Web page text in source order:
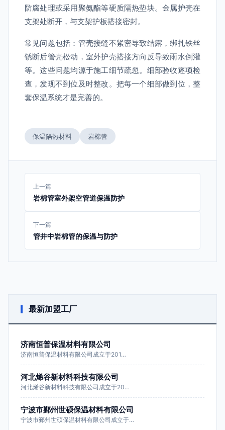
防腐处理或采用聚氨酯等硬质隔热垫块。金属护壳在
支架处断开，与支架护板搭接密封。
常见问题包括：管壳接缝不紧密导致结露，绑扎铁丝
锈断后管壳松动，室外护壳搭接方向反导致雨水倒灌
等。这些问题均源于施工细节疏忽。细部验收逐项检
查，发现不到位及时整改。把每一个细部做到位，整
套保温系统才是完善的。
保温隔热材料 岩棉管
上一篇
岩棉管室外架空管道保温防护
下一篇
管井中岩棉管的保温与防护
最新加盟工厂
济南恒普保温材料有限公司
济南恒普保温材料有限公司成立于201…
河北烯谷新材料科技有限公司
河北烯谷新材料科技有限公司成立于20…
宁波市鄞州世硕保温材料有限公司
宁波市鄞州世硕保温材料有限公司成立于…